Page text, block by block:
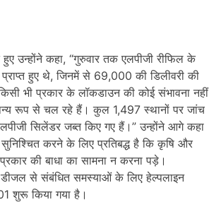
उन्होंने कहा, “गुरुवार तक एलपीजी रीफिल के
हुए थे,जिनमें से 69,000 की डिलीवरी की
भी प्रकार के लॉकडाउन की कोई संभावना नहीं
रूप से चल रहे हैं। कुल 1,497 स्थानों पर जांच
सिलेंडर जब्त किए गए हैं।” उन्होंने आगे कहा
करने के लिए प्रतिबद्ध है कि कृषि और
प्रकार की बाधा का सामना न करना पड़े।
से संबंधित समस्याओं के लिए हेल्पलाइन
शुरू किया गया है।